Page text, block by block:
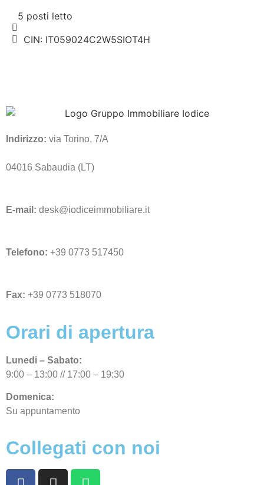
5 posti letto
CIN: IT059024C2W5SIOT4H
Indirizzo: via Torino, 7/A
04016 Sabaudia (LT)
E-mail: desk@iodiceimmobiliare.it
Telefono: +39 0773 517450
Fax: +39 0773 518070
Orari di apertura
Lunedi – Sabato:
9:00 – 13:00 // 17:00 – 19:30
Domenica:
Su appuntamento
Collegati con noi